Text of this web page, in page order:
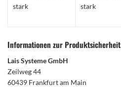
stark
stark
Informationen zur Produktsicherheit
Lais Systeme GmbH
Zeilweg 44
60439 Frankfurt am Main